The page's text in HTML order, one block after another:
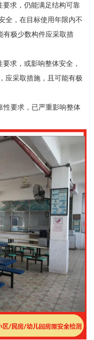
求，仍能满足结构可靠
全，在目标使用年限内不
有极少数构件应采取措
求，或影响整体安全，
应采取措施，且可能有极
性要求，已严重影响整体